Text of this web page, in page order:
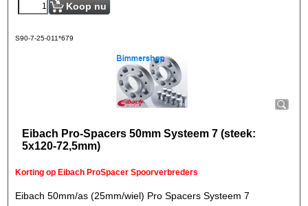
Koop nu
S90-7-25-011*679
Eibach Pro-Spacers 50mm Systeem 7 (steek:
5x120-72,5mm)
Korting op Eibach ProSpacer Spoorverbreders
Eibach 50mm/as (25mm/wiel) Pro Spacers Systeem 7